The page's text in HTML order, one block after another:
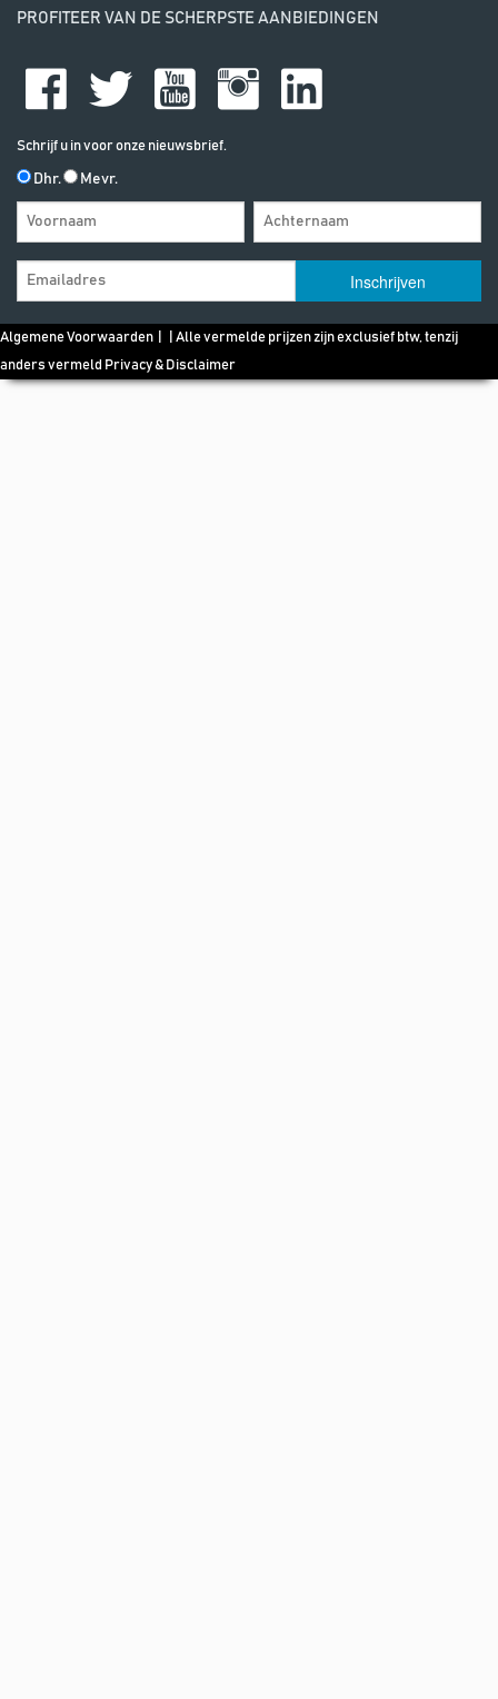
PROFITEER VAN DE SCHERPSTE AANBIEDINGEN
Schrijf u in voor onze nieuwsbrief.
Dhr. Mevr.
Algemene Voorwaarden | | Alle vermelde prijzen zijn exclusief btw, tenzij
anders vermeld Privacy & Disclaimer